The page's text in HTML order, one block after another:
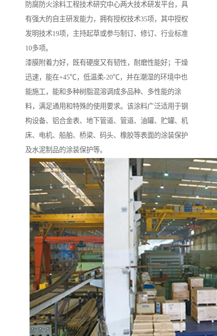
防腐防火涂料工程技术研究中心两大技术研发平台，具
有强大的自主研发能力，拥有授权技术35项，其中授权
发明技术19项，主持起草或参与制订、修订、行业标准
10多项。
漆膜附着力好，既有硬度又有韧性，耐磨性能好；干燥
迅速，能在+45℃，低温柔-20℃，并在潮湿的环境中也
能施工，能和多种树脂混溶调成多品种、多性能的涂
料，满足通用和特殊的使用要求。该涂料广泛适用于钢
构设备、铝合金表、地下管道、管道、油罐、贮罐、机
床、电机、船舶、桥梁、码头、橡胶等表面的涂装保护
及水泥制品的涂装保护等。